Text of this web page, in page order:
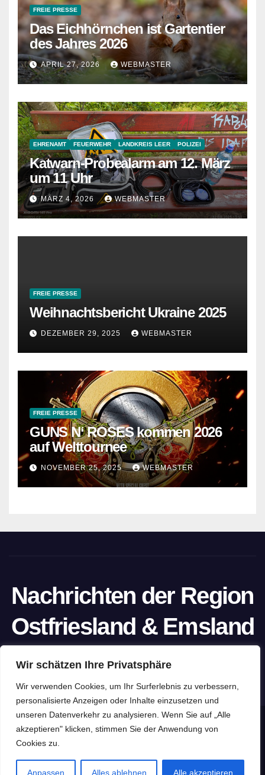
Wir schätzen Ihre Privatsphäre
Wir verwenden Cookies, um Ihr Surferlebnis zu verbessern,
personalisierte Anzeigen oder Inhalte einzusetzen und
unseren Datenverkehr zu analysieren. Wenn Sie auf „Alle
akzeptieren" klicken, stimmen Sie der Anwendung von
Cookies zu.
Anpassen Alles ablehnen Alle akzeptieren
FREIE PRESSE
Das Eichhörnchen ist Gartentier
des Jahres 2026
APRIL 27, 2026 WEBMASTER
EHRENAMT FEUERWEHR LANDKREIS LEER POLIZEI
Katwarn-Probealarm am 12. März
um 11 Uhr
MÄRZ 4, 2026 WEBMASTER
FREIE PRESSE
Weihnachtsbericht Ukraine 2025
DEZEMBER 29, 2025 WEBMASTER
FREIE PRESSE
GUNS N‘ ROSES kommen 2026
auf Welttournee
NOVEMBER 25, 2025 WEBMASTER
Nachrichten der Region
Ostfriesland & Emsland
Stolz präsentiert von WordPress |Theme: Newspaperex von
HomeDatenschutzerklärungImpressumPressefreiheit